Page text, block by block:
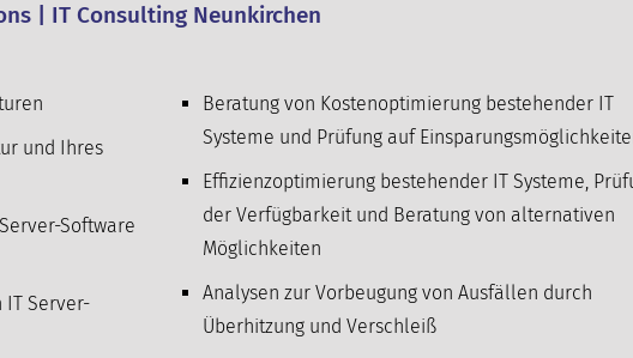
| IT Consulting Neunkirchen
und Ihres
Software
Server-
Beratung von Kostenoptimierung bestehender IT
Systeme und Prüfung auf
Effizienzoptimierung bestehender IT Systeme,
der Verfügbarkeit und Beratung von alternativen
Möglichkeiten
Analysen zur Vorbeugung von Ausfällen durch
Überhitzung und Verschleiß